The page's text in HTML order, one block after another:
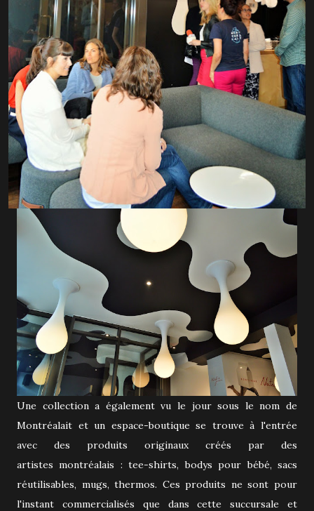
Une collection a également vu le jour sous le nom de
Montréalait et un espace-boutique se trouve à l'entrée
avec des produits originaux créés par des
artistes montréalais : tee-shirts, bodys pour bébé, sacs
réutilisables, mugs, thermos. Ces produits ne sont pour
l'instant commercialisés que dans cette succursale et